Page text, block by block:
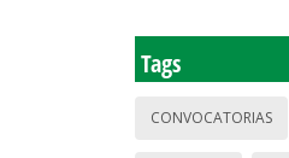
Tags
CONVOCATORIAS